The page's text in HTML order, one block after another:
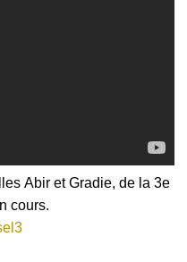
Abir et Gradie, de la 3e
cours.